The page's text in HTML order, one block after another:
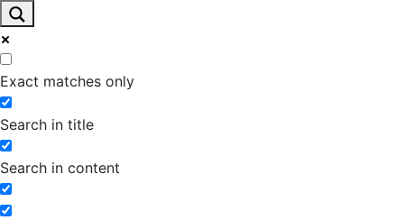
Exact matches only
Search in title
Search in content